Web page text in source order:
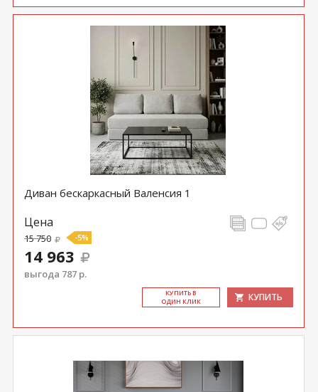
Диван бескаркасный Валенсия 1
Цена
15 750 -5%
14 963
выгода 787 р.
КУ­ПИТЬ В
ОДИН КЛИК
КУПИТЬ